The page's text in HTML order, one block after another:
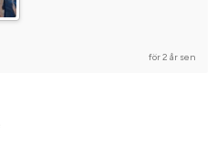
för 2 år sen